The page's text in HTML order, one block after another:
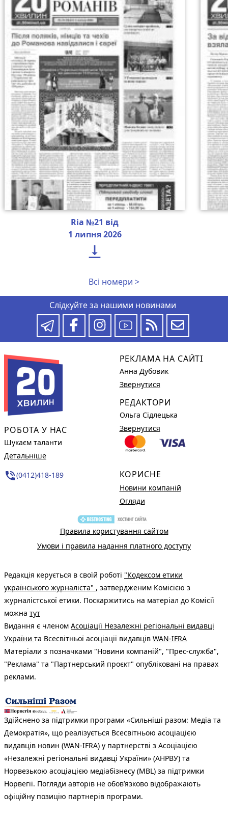
Ria №21 від
1 липня 2026

Всі номери >
Слідкуйте за нашими новинами
РОБОТА У НАС
Шукаєм таланти
Детальніше
phone_in_talk(0412)418-189
РЕКЛАМА НА САЙТІ
Анна Дубовик
Звернутися
РЕДАКТОРИ
Ольга Сідлецька
Звернутися
КОРИСНЕ
Новини компаній
Огляди
Правила користування сайтом
Умови і правила надання платного доступу
Редакція керується в своїй роботі "Кодексом етики
українського журналіста" , затвердженим Комісією з
журналістської етики. Поскаржитись на матеріал до Комісії
можна тут
Видання є членом Асоціації Незалежні регіональні видавці
України та Всесвітньої асоціації видавців WAN-IFRA
Матеріали з позначками "Новини компаній", "Прес-служба",
"Реклама" та "Партнерський проєкт" опубліковані на правах
реклами.
Здійснено за підтримки програми «Сильніші разом: Медіа та
Демократія», що реалізується Всесвітньою асоціацією
видавців новин (WAN-IFRA) у партнерстві з Асоціацією
«Незалежні регіональні видавці України» (АНРВУ) та
Норвезькою асоціацією медіабізнесу (MBL) за підтримки
Норвегії. Погляди авторів не обов’язково відображають
офіційну позицію партнерів програми.